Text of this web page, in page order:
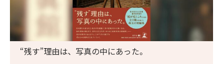
“残す”理由は、写真の中にあった。